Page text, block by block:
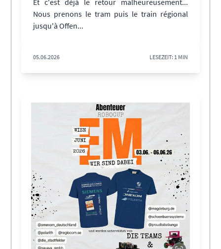
Et c'est déjà le retour malheureusement...
Nous prenons le tram puis le train régional
jusqu'à Offen...
05.06.2026 LESEZEIT: 1 MIN